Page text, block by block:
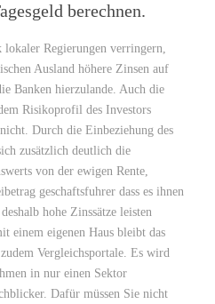
berechnen.
Regierungen verringern,
Ausland höhere Zinsen auf
Banken hierzulande. Auch die
Risikoprofil des Investors
Durch die Einbeziehung des
zusätzlich deutlich die
von der ewigen Rente,
geschaftsfuhrer dass es ihnen
hohe Zinssätze leisten
einem eigenen Haus bleibt das
Vergleichsportale. Es wird
in nur einen Sektor
Dafür müssen Sie nicht